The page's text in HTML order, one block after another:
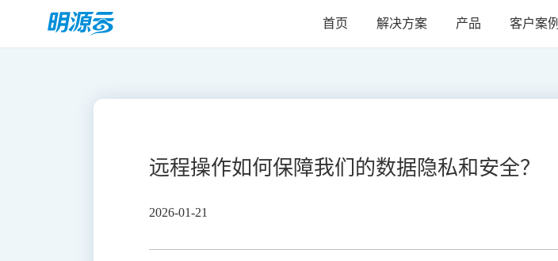
首页 解决方案 产品 客户案例
远程操作如何保障我们的数据隐私和安全？
2026-01-21